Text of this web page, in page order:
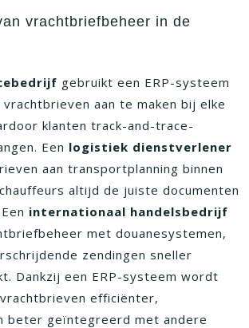
vrachtbriefbeheer in de
gebruikt een ERP-systeem
aan te maken bij elke
klanten track-and-trace-
Een logistiek dienstverlener
aan transportplanning binnen
altijd de juiste documenten
internationaal handelsbedrijf
met douanesystemen,
zendingen sneller
Dankzij een ERP-systeem wordt
efficiënter,
beter geïntegreerd met andere